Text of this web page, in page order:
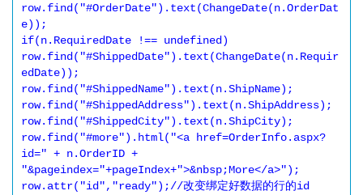
row.find("#OrderDate").text(ChangeDate(n.OrderDat
e));
if(n.RequiredDate !== undefined)
row.find("#ShippedDate").text(ChangeDate(n.Requir
edDate));
row.find("#ShippedName").text(n.ShipName);
row.find("#ShippedAddress").text(n.ShipAddress);
row.find("#ShippedCity").text(n.ShipCity);
row.find("#more").html("<a href=OrderInfo.aspx?
id=" + n.OrderID +
"&pageindex="+pageIndex+">&nbsp;More</a>");
row.attr("id","ready");//改变绑定好数据的行的id